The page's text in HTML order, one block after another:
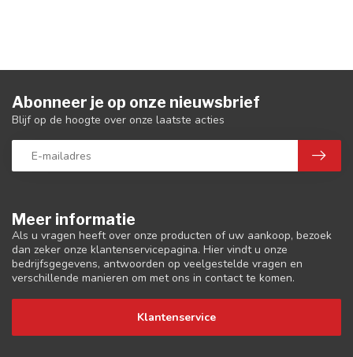
Meer informatie
Als u vragen heeft over onze producten of uw aankoop, bezoek
dan zeker onze klantenservicepagina. Hier vindt u onze
bedrijfsgegevens, antwoorden op veelgestelde vragen en
verschillende manieren om met ons in contact te komen.
Klantenservice
Abonneer je op onze nieuwsbrief
Blijf op de hoogte over onze laatste acties